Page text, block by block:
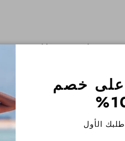
لم يتم العثور
على مكافأة
خصم
الأول